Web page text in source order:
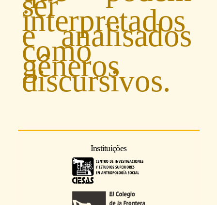
interpretados
e analisados
como
gêneros
discursivos.
Instituições